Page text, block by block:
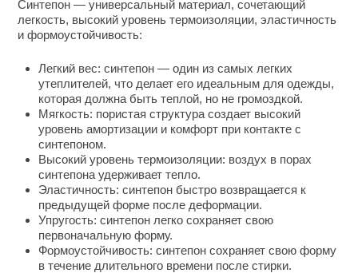
Синтепон — универсальный материал, сочетающий
легкость, высокий уровень термоизоляции, эластичность
и формоустойчивость:
Легкий вес: синтепон — один из самых легких
утеплителей, что делает его идеальным для одежды,
которая должна быть теплой, но не громоздкой.
Мягкость: пористая структура создает высокий
уровень амортизации и комфорт при контакте с
синтепоном.
Высокий уровень термоизоляции: воздух в порах
синтепона удерживает тепло.
Эластичность: синтепон быстро возвращается к
предыдущей форме после деформации.
Упругость: синтепон легко сохраняет свою
первоначальную форму.
Формоустойчивость: синтепон сохраняет свою форму
в течение длительного времени после стирки.